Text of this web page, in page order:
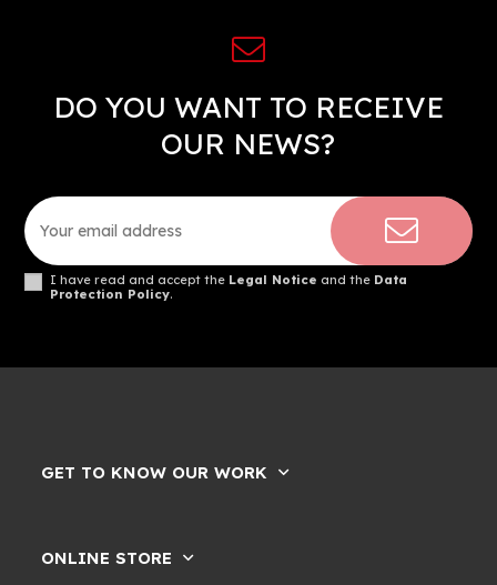
DO YOU WANT TO RECEIVE
OUR NEWS?
I have read and accept the Legal Notice and the Data
Protection Policy.
GET TO KNOW OUR WORK
ONLINE STORE